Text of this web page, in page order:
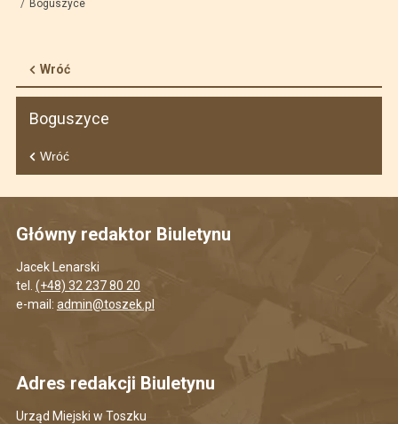
Boguszyce
Wróć
Boguszyce
Wróć
Główny redaktor Biuletynu
Jacek Lenarski
tel. (+48) 32 237 80 20
e-mail: admin@toszek.pl
Adres redakcji Biuletynu
Urząd Miejski w Toszku